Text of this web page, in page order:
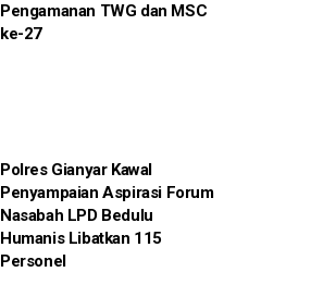
Pengamanan TWG dan MSC
ke-27
Polres Gianyar Kawal
Penyampaian Aspirasi Forum
Nasabah LPD Bedulu
Humanis Libatkan 115
Personel